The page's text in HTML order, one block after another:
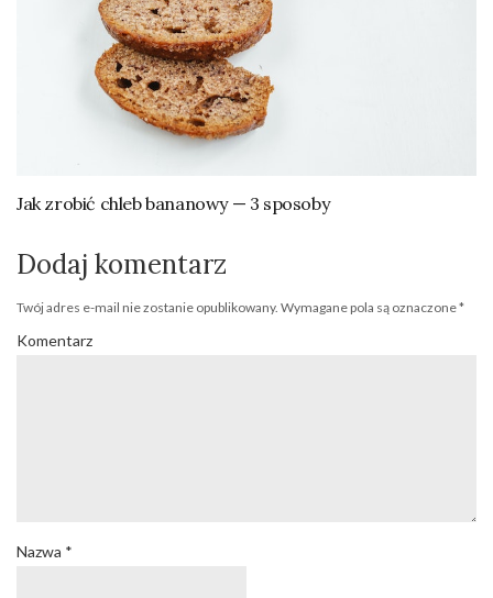
Jak zrobić chleb bananowy — 3 sposoby
Dodaj komentarz
Twój adres e-mail nie zostanie opublikowany. Wymagane pola są oznaczone*
Komentarz
Nazwa *